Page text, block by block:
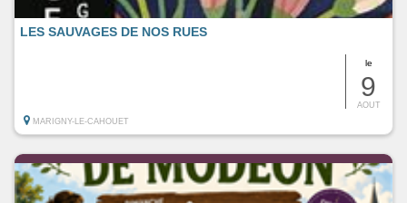
le
9
AOUT
LES SAUVAGES DE NOS RUES
MARIGNY-LE-CAHOUET